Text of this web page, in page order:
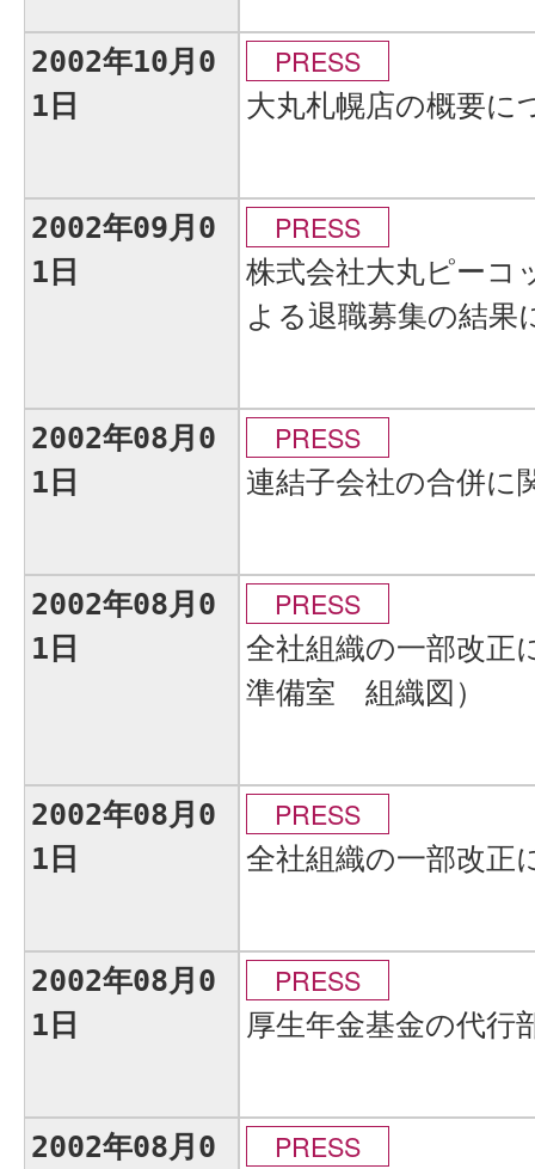
2002年10月0
1日
PRESS
大丸札幌店の概要に
2002年09月0
1日
PRESS
株式会社大丸ピーコ
よる退職募集の結果
2002年08月0
1日
PRESS
連結子会社の合併に
2002年08月0
1日
PRESS
全社組織の一部改正
準備室 組織図）
2002年08月0
1日
PRESS
全社組織の一部改正
2002年08月0
1日
PRESS
厚生年金基金の代行
2002年08月0
PRESS